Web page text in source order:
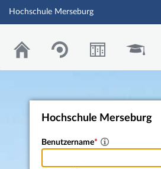
Hochschule Merseburg
Hochschule Merseburg
Benutzername